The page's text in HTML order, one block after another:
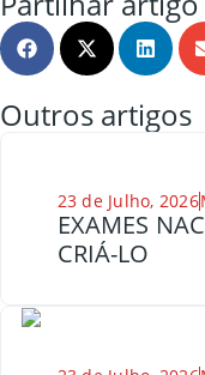
Outros artigos
23 de Julho, 2026
EXAMES
CRIÁ-LO